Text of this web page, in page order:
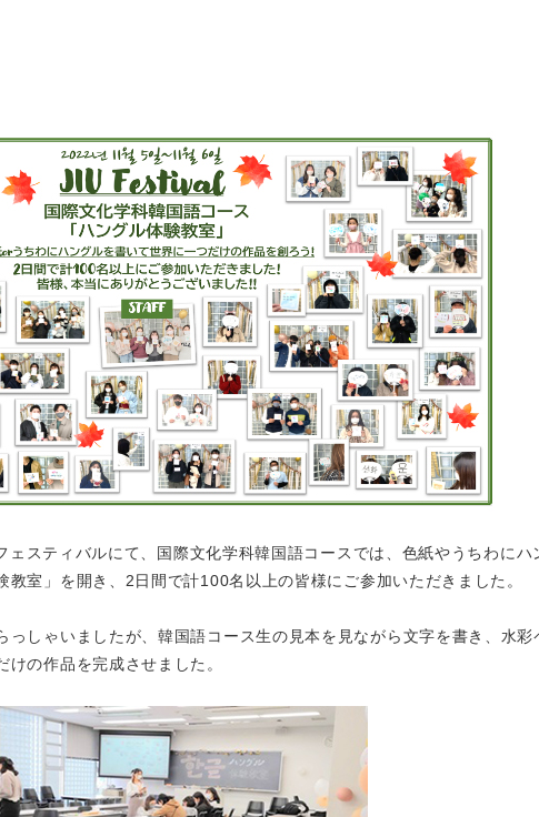
スティバルにて、国際文化学科韓国語コースでは、色紙やうちわにハ
室」を開き、2日間で計100名以上の皆様にご参加いただきました。
しゃいましたが、韓国語コース生の見本を見ながら文字を書き、水彩
の作品を完成させました。